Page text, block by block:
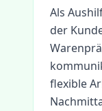
Als
der
flexible